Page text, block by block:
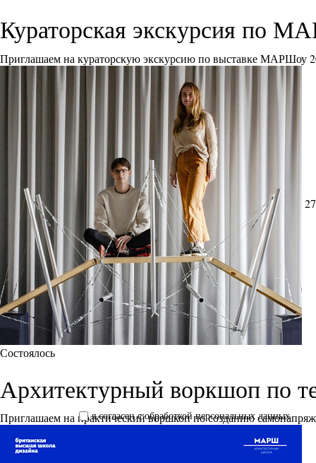
я согласен с обработкой персональных данных
Кураторская экскурсия по
Приглашаем на кураторскую экскурсию по выставке МАРШоу
Состоялось
Архитектурный воркшоп по
Приглашаем на практический воршкоп по созданию